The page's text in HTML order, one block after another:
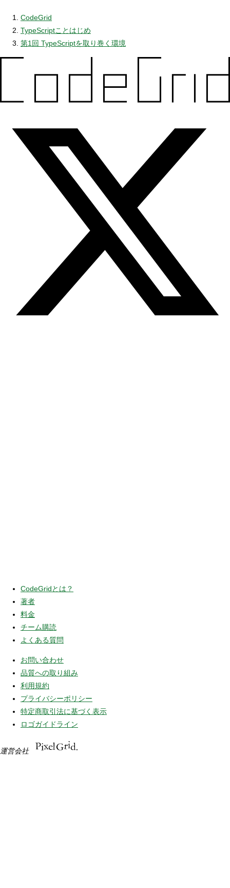
CodeGrid
TypeScriptことはじめ
第1回 TypeScriptを取り巻く環境
CodeGridとは？
著者
料金
チーム購読
よくある質問
お問い合わせ
品質への取り組み
利用規約
プライバシーポリシー
特定商取引法に基づく表示
ロゴガイドライン
運営会社